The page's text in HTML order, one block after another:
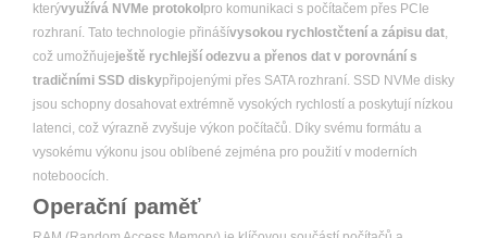
kterývyužívá NVMe protokol pro komunikaci s počítačem přes PCIe
rozhraní. Tato technologie přinášívysokou rychlostčtení a zápisu dat,
což umožňujeještě rychlejší odezvu a přenos dat v porovnání s
tradičními SSD diskypřipojenými přes SATA rozhraní. SSD NVMe disky
jsou schopny dosahovat extrémně vysokých rychlostí a poskytují nízkou
latenci, což výrazně zvyšuje výkon počítačů. Díky svému formátu a
vysokému výkonu jsou oblíbené zejména pro použití v moderních
noteboocích.
Operační paměť